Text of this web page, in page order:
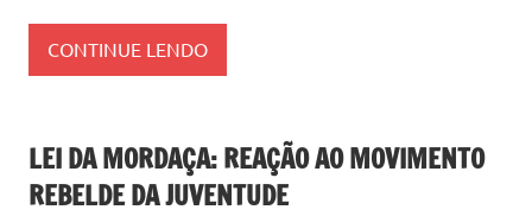
CONTINUE LENDO
LEI DA MORDAÇA: REAÇÃO AO MOVIMENTO
REBELDE DA JUVENTUDE